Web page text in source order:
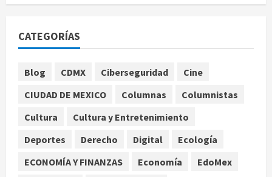
Colombia despide al gobierno de
promesas de cambio
agosto 7, 2026
CATEGORÍAS
Blog CDMX Ciberseguridad
Cine
CIUDAD DE MEXICO
Columnas
Columnistas
Cultura
Cultura y Entretenimiento
Deportes
Derecho Digital
Ecología
ECONOMÍA Y FINANZAS
Economía
EdoMex